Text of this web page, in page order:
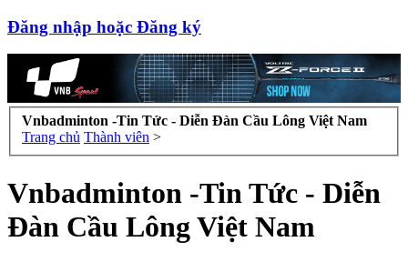
Đăng nhập hoặc Đăng ký
Vnbadminton -Tin Tức - Diễn Đàn Cầu Lông Việt Nam
Trang chủ Thành viên >
Vnbadminton -Tin Tức - Diễn
Đàn Cầu Lông Việt Nam